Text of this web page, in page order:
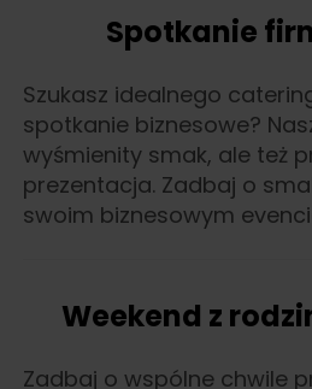
Spotkanie
Szukasz idealnego
spotkanie biznesowe?
wyśmienity smak, ale też
prezentacja. Zadbaj o
swoim biznesowym
Weekend z
Zadbaj o wspólne chwile